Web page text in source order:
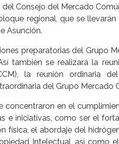
Consejo del Mercado
regional, que se
Asunción.
preparatorias del Grupo
también se realizará la
la reunión ordinaria
del Grupo Mercado
concentraron en el
e iniciativas, como ser el
física, el abordaje del
Intelectual, así como